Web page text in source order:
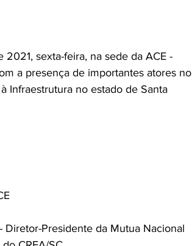
sexta-feira, na sede da ACE -
a presença de importantes atores no
Infraestrutura no estado de Santa
Diretor-Presidente da Mutua Nacional